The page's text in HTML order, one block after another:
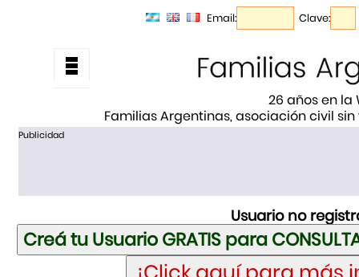
Email: Clave:
26 años en la
Familias Argentinas, asociación civil
Publicidad
Usuario no